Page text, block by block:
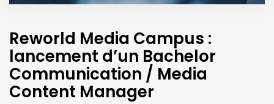
Reworld Media Campus :
lancement d’un Bachelor
Communication / Media
Content Manager